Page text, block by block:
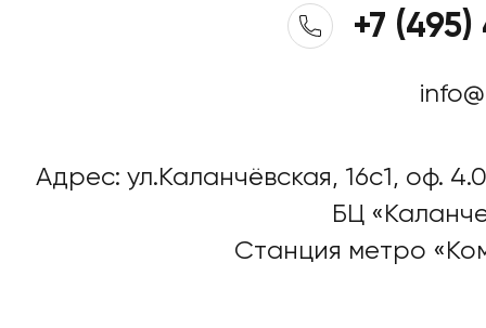
+7
Адрес: ул.Каланчёвская, 16c1, оф.
БЦ
Станция метро